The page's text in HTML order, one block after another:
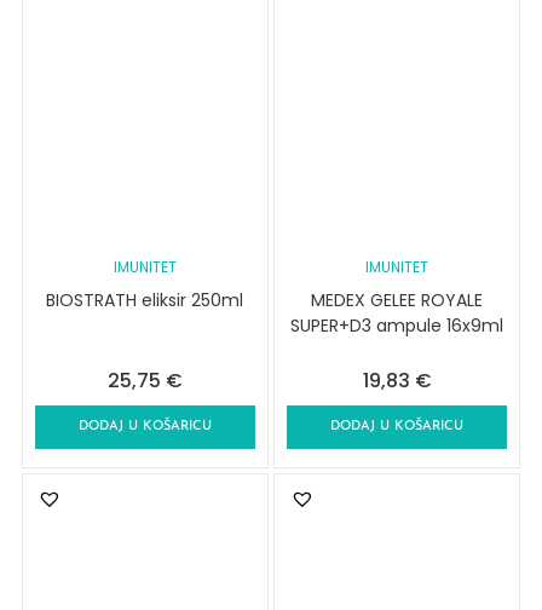
IMUNITET
BIOSTRATH eliksir 250ml
25,75 €
DODAJ U KOŠARICU
IMUNITET
MEDEX GELEE ROYALE
SUPER+D3 ampule 16x9ml
19,83 €
DODAJ U KOŠARICU